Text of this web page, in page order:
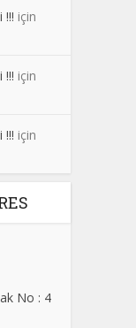
!!! için
!!! için
!!! için
No : 4